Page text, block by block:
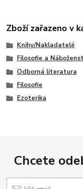
Zboží zařazeno v
Knihy/Nakladatelé
Filosofie a
Odborná literatura
Filosofie
Ezoterika
Chcete